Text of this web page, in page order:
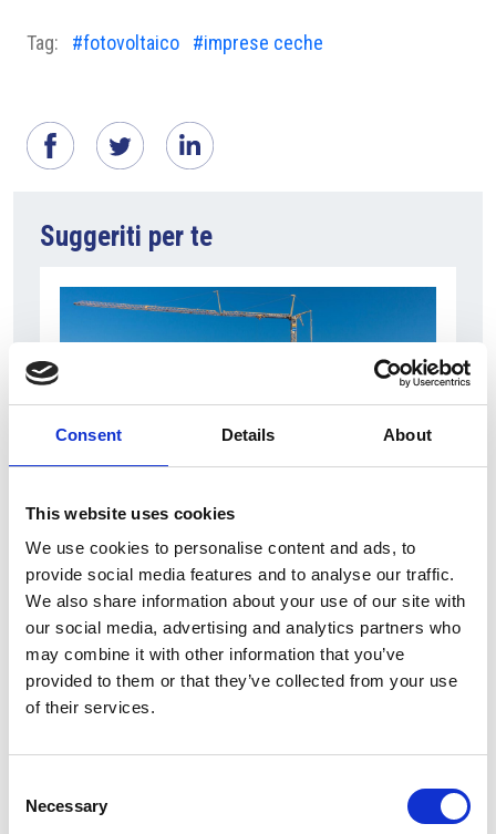
Consent Details About
This website uses cookies
We use cookies to personalise content and ads, to
provide social media features and to analyse our traffic.
We also share information about your use of our site with
our social media, advertising and analytics partners who
may combine it with other information that you’ve
provided to them or that they’ve collected from your use
of their services.
Selection
Necessary
Tag: #fotovoltaico #imprese ceche
Suggeriti per te
7 Agosto 2026
Nel primo semestre è aumentata fortemente la
costruzione di nuove abitazioni
Repubblica Ceca